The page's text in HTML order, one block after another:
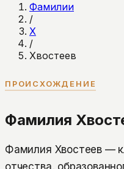
Фамилии
/
Х
/
Хвостеев
ПРОИСХОЖДЕНИЕ
Фамилия
Фамилия Хвостеев —
отчества,